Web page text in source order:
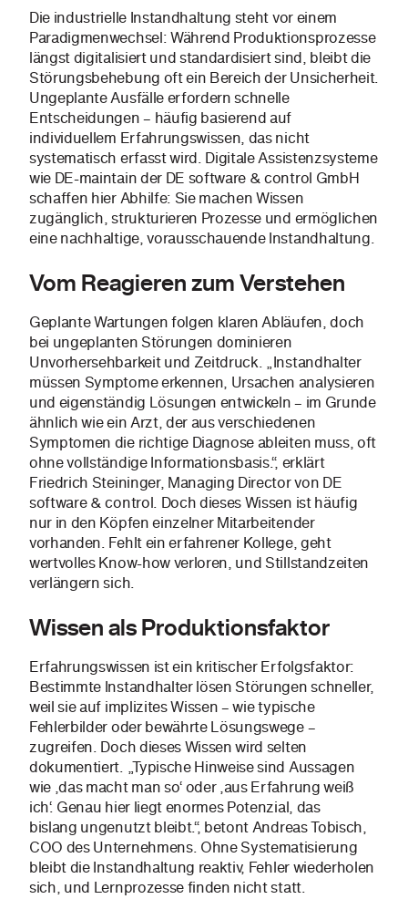
Die industrielle Instandhaltung steht vor einem
Paradigmenwechsel: Während Produktionsprozesse
längst digitalisiert und standardisiert sind, bleibt die
Störungsbehebung oft ein Bereich der Unsicherheit.
Ungeplante Ausfälle erfordern schnelle
Entscheidungen – häufig basierend auf
individuellem Erfahrungswissen, das nicht
systematisch erfasst wird. Digitale Assistenzsysteme
wie DE-maintain der DE software & control GmbH
schaffen hier Abhilfe: Sie machen Wissen
zugänglich, strukturieren Prozesse und ermöglichen
eine nachhaltige, vorausschauende Instandhaltung.
Vom Reagieren zum Verstehen
Geplante Wartungen folgen klaren Abläufen, doch
bei ungeplanten Störungen dominieren
Unvorhersehbarkeit und Zeitdruck. „Instandhalter
müssen Symptome erkennen, Ursachen analysieren
und eigenständig Lösungen entwickeln – im Grunde
ähnlich wie ein Arzt, der aus verschiedenen
Symptomen die richtige Diagnose ableiten muss, oft
ohne vollständige Informationsbasis.“, erklärt
Friedrich Steininger, Managing Director von DE
software & control. Doch dieses Wissen ist häufig
nur in den Köpfen einzelner Mitarbeitender
vorhanden. Fehlt ein erfahrener Kollege, geht
wertvolles Know-how verloren, und Stillstandzeiten
verlängern sich.
Wissen als Produktionsfaktor
Erfahrungswissen ist ein kritischer Erfolgsfaktor:
Bestimmte Instandhalter lösen Störungen schneller,
weil sie auf implizites Wissen – wie typische
Fehlerbilder oder bewährte Lösungswege –
zugreifen. Doch dieses Wissen wird selten
dokumentiert. „Typische Hinweise sind Aussagen
wie ‚das macht man so‘ oder ‚aus Erfahrung weiß
ich‘. Genau hier liegt enormes Potenzial, das
bislang ungenutzt bleibt.“, betont Andreas Tobisch,
COO des Unternehmens. Ohne Systematisierung
bleibt die Instandhaltung reaktiv, Fehler wiederholen
sich, und Lernprozesse finden nicht statt.